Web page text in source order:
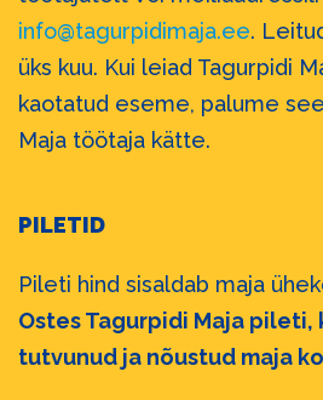
info@tagurpidimaja.ee.
üks kuu. Kui leiad Tagurpidi
kaotatud eseme, palume
Maja töötaja kätte.
PILETID
Pileti hind sisaldab maja
Ostes Tagurpidi Maja
tutvunud ja nõustud maja